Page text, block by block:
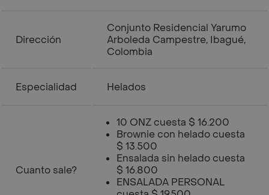
Dirección
Conjunto Residencial Yarumo
Arboleda Campestre, Ibagué,
Colombia
Especialidad Helados
Cuanto sale?
10 ONZ cuesta $ 16.200
Brownie con helado cuesta
$ 13.500
Ensalada sin helado cuesta
$ 16.800
ENSALADA PERSONAL